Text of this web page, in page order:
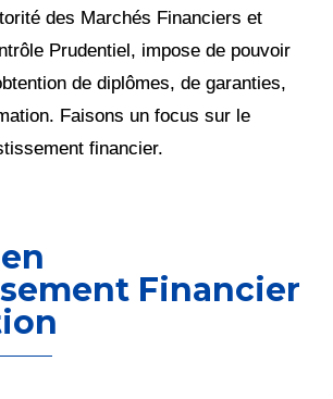
des Marchés Financiers et
Prudentiel, impose de pouvoir
de diplômes, de garanties,
Faisons un focus sur le
financier.
Financier